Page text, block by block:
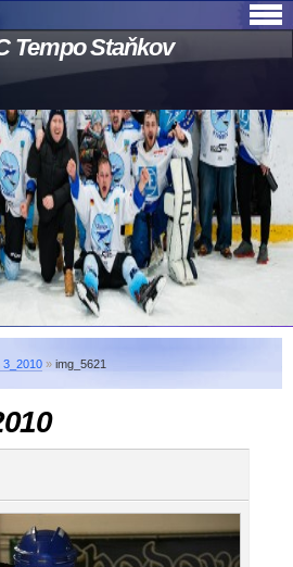
Tempo Staňkov
3_2010 » img_5621